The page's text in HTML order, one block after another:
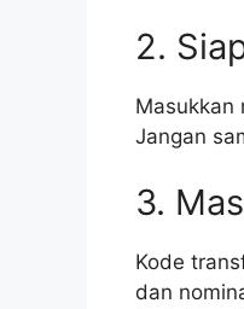
2.
Masukkan
Jangan
3.
Kode
dan